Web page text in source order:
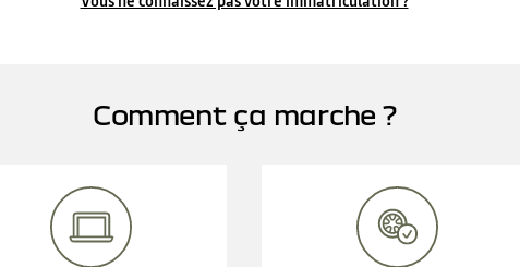
Comment ça marche ?